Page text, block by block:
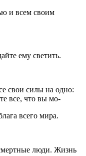
и всем своим
ему светить.
свои силы на одно:
все, что вы мо-
всего мира.
люди. Жизнь